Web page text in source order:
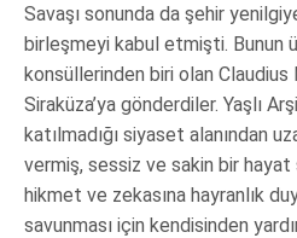
Savaşı sonunda da şehir
birleşmeyi kabul etmişti. Bunun
konsüllerinden biri olan Claudius
Siraküza’ya gönderdiler. Yaşlı
katılmadığı siyaset alanından
vermiş, sessiz ve sakin bir hayat
hikmet ve zekasına hayranlık
savunması için kendisinden